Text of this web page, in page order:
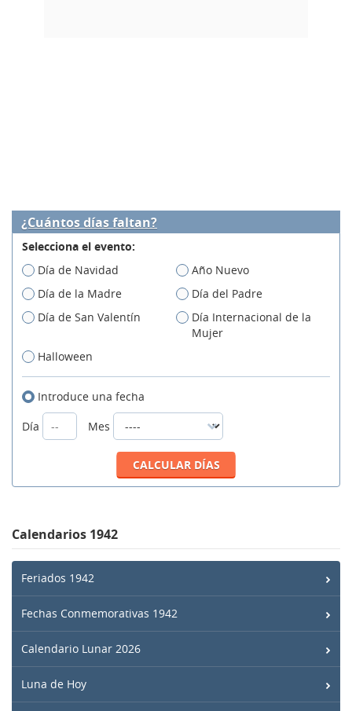
¿Cuántos días faltan?
Selecciona el evento:
Día de Navidad
Año Nuevo
Día de la Madre
Día del Padre
Día de San Valentín
Día Internacional de la
Mujer
Halloween
Introduce una fecha
Día
Mes
Calendarios 1942
Feriados 1942
Fechas Conmemorativas 1942
Calendario Lunar 2026
Luna de Hoy